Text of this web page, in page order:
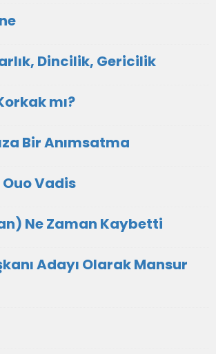
Dincilik, Gericilik
mı?
Bir Anımsatma
Vadis
Ne Zaman Kaybetti
Adayı Olarak Mansur